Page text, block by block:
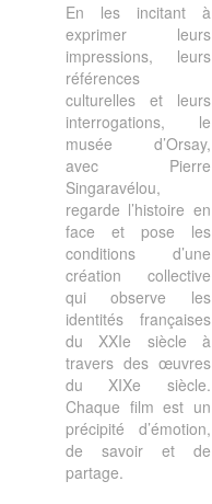
En les incitant à
exprimer leurs
impressions, leurs
références
culturelles et leurs
interrogations, le
musée d’Orsay,
avec Pierre
Singaravélou,
regarde l’histoire en
face et pose les
conditions d’une
création collective
qui observe les
identités françaises
du XXIe siècle à
travers des œuvres
du XIXe siècle.
Chaque film est un
précipité d’émotion,
de savoir et de
partage.